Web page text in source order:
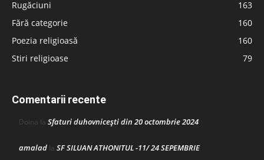
Rugăciuni
163
Fără categorie
160
Poezia religioasă
160
Stiri religioase
79
Comentarii recente
Doina la Sfaturi duhovnicești din 20 octombrie 2024
amalad la SF SILUAN ATHONITUL -11/ 24 SEPEMBRIE